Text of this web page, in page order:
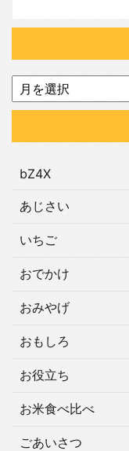
bZ4X
あじさい
いちご
おでかけ
おみやげ
おもしろ
お役立ち
お米食べ比べ
ごあいさつ